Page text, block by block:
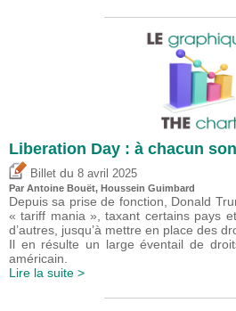
Liberation Day : à chacun
Billet du 8 avril 2025
Par Antoine Bouët, Houssein Guimbard
Depuis sa prise de fonction, Donald
« tariff mania », taxant certains pays
d’autres, jusqu’à mettre en place des
Il en résulte un large éventail de
américain.
Lire la suite >